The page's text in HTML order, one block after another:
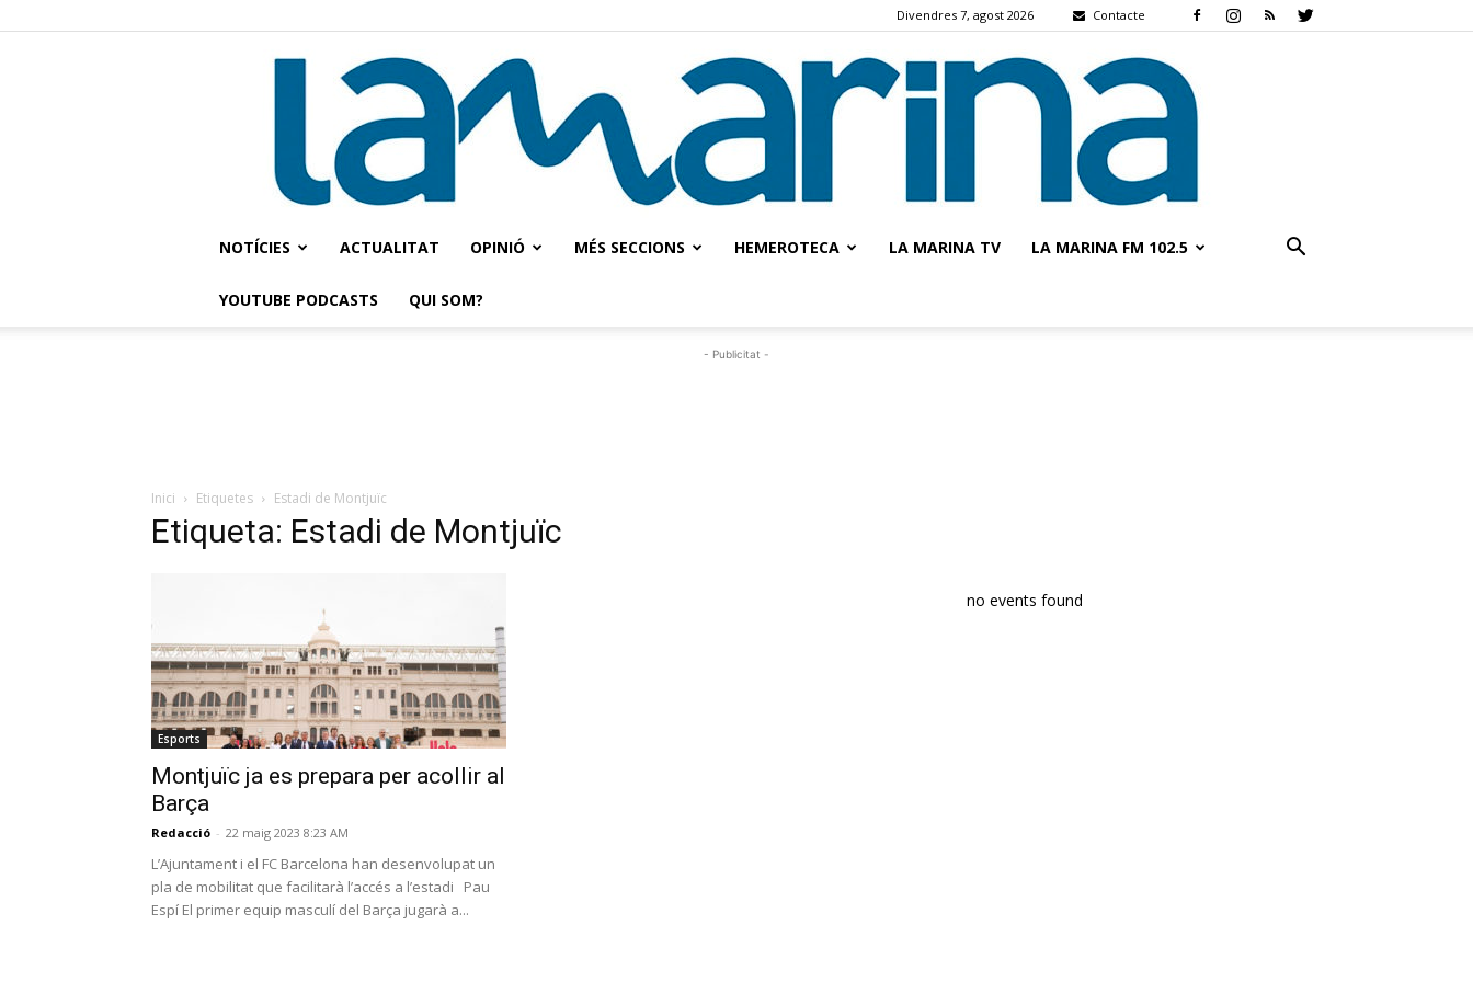
Divendres 7, agost 2026 Contacte
NOTÍCIES ACTUALITAT OPINIÓ MÉS SECCIONS HEMEROTECA LA MARINA TV LA MARINA FM 102.5
YOUTUBE PODCASTS QUI SOM?
- Publicitat -
Inici Etiquetes Estadi de Montjuïc
Etiqueta: Estadi de Montjuïc
Esports
Montjuïc ja es prepara per acollir al
Barça
Redacció - 22 maig 2023 8:23 AM
L’Ajuntament i el FC Barcelona han desenvolupat un
pla de mobilitat que facilitarà l’accés a l’estadi Pau
Espí El primer equip masculí del Barça jugarà a...
no events found